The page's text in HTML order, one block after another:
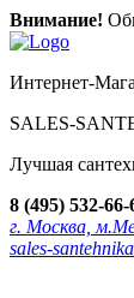
Внимание!
Интернет-
SALES-
Лучшая
8 (495) 532-
г. Москва,
sales-